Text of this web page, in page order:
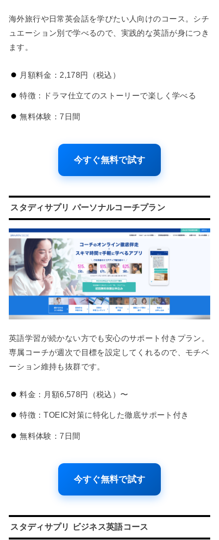
海外旅行や日常英会話を学びたい人向けのコース。シチ
ュエーション別で学べるので、実践的な英語が身につき
ます。
月額料金：2,178円（税込）
特徴：ドラマ仕立てのストーリーで楽しく学べる
無料体験：7日間
今すぐ無料で試す
スタディサプリ パーソナルコーチプラン
英語学習が続かない方でも安心のサポート付きプラン。
専属コーチが週次で目標を設定してくれるので、モチベ
ーション維持も抜群です。
料金：月額6,578円（税込）〜
特徴：TOEIC対策に特化した徹底サポート付き
無料体験：7日間
今すぐ無料で試す
スタディサプリ ビジネス英語コース